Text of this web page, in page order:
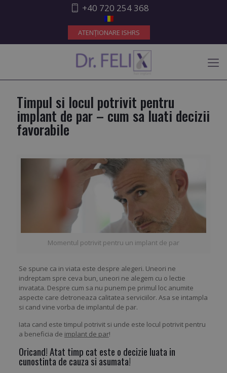
+40 720 254 368
ATENȚIONARE ISHRS
Timpul si locul potrivit pentru
implant de par – cum sa luati decizii
favorabile
Momentul potrivit pentru un implant de par
Se spune ca in viata este despre alegeri. Uneori ne
indreptam spre ceva bun, uneori ne alegem cu o lectie
invatata. Despre cum sa nu punem pe primul loc anumite
aspecte care detroneaza calitatea serviciilor. Asa se intampla
si cand vine vorba de implantul de par.
Iata cand este timpul potrivit si unde este locul potrivit pentru
a beneficia de implant de par!
Oricand! Atat timp cat este o decizie luata in
cunostinta de cauza si asumata!